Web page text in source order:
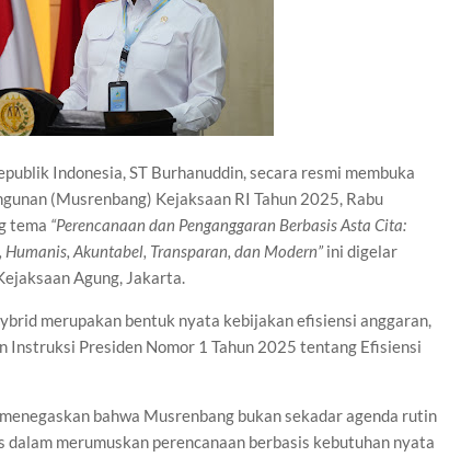
Indonesia, ST Burhanuddin, secara resmi membuka
(Musrenbang) Kejaksaan RI Tahun 2025, Rabu
tema “Perencanaan dan Penganggaran Berbasis Asta Cita:
Akuntabel, Transparan, dan Modern” ini digelar
Agung, Jakarta.
merupakan bentuk nyata kebijakan efisiensi anggaran,
Instruksi Presiden Nomor 1 Tahun 2025 tentang Efisiensi
bahwa Musrenbang bukan sekadar agenda rutin
merumuskan perencanaan berbasis kebutuhan nyata